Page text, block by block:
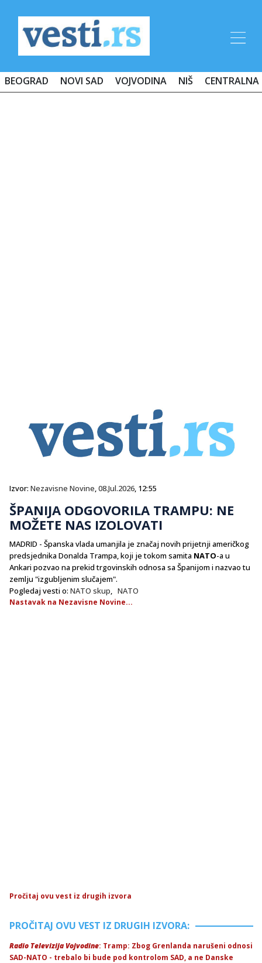
BEOGRAD NOVI SAD VOJVODINA NIŠ CENTRALNA
Izvor: Nezavisne Novine,08.Jul.2026, 12:55
ŠPANIJA ODGOVORILA TRAMPU: NE
MOŽETE NAS IZOLOVATI
​MADRID - Španska vlada umanjila je značaj novih prijetnji američkog
predsjednika Donalda Trampa, koji je tokom samita NATO-a u
Ankari pozvao na prekid trgovinskih odnosa sa Španijom i nazvao tu
zemlju "izgubljenim slučajem".
Pogledaj vesti o: NATO skup, NATO
Nastavak na Nezavisne Novine...
Pročitaj ovu vest iz drugih izvora
PROČITAJ OVU VEST IZ DRUGIH IZVORA:
Radio Televizija Vojvodine: Tramp: Zbog Grenlanda narušeni odnosi
SAD-NATO - trebalo bi bude pod kontrolom SAD, a ne Danske